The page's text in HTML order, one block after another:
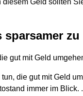
Geld sollten
sparsamer zu
gut mit Geld
die gut mit Geld
immer im Blick.